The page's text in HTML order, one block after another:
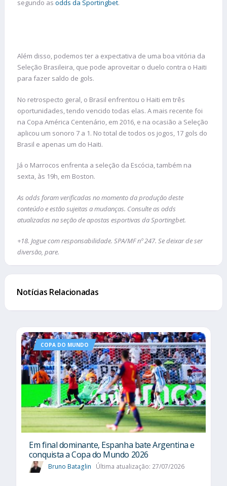
segundo as odds da Sportingbet.
Além disso, podemos ter a expectativa de uma boa vitória da
Seleção Brasileira, que pode aproveitar o duelo contra o Haiti
para fazer saldo de gols.
No retrospecto geral, o Brasil enfrentou o Haiti em três
oportunidades, tendo vencido todas elas. A mais recente foi
na Copa América Centenário, em 2016, e na ocasião a Seleção
aplicou um sonoro 7 a 1. No total de todos os jogos, 17 gols do
Brasil e apenas um do Haiti.
Já o Marrocos enfrenta a seleção da Escócia, também na
sexta, às 19h, em Boston.
As odds foram verificadas no momento da produção deste
conteúdo e estão sujeitas a mudanças. Consulte as odds
atualizadas na seção de apostas esportivas da Sportingbet.
+18. Jogue com responsabilidade. SPA/MF nº 247. Se deixar de ser
diversão, pare.
Notícias Relacionadas
COPA DO MUNDO
Em final dominante, Espanha bate Argentina e
conquista a Copa do Mundo 2026
Bruno Bataglin Última atualização: 27/07/2026